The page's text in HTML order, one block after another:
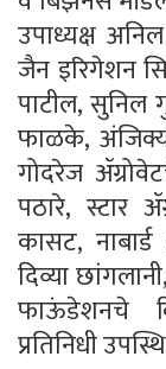
उपाध्यक्ष
जैन इरिगेशन
पाटील, सुनिल
फाळके,
गोदरेज
पठारे, स्टार
कासट,
दिव्या
फाऊंडेशनचे
प्रतिनिधी